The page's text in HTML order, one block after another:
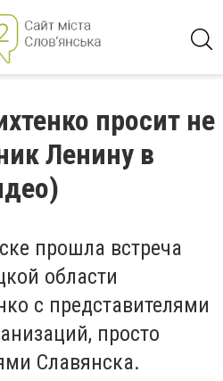
просит не
Ленину в
прошла встреча
области
с представителями
просто
Славянска.